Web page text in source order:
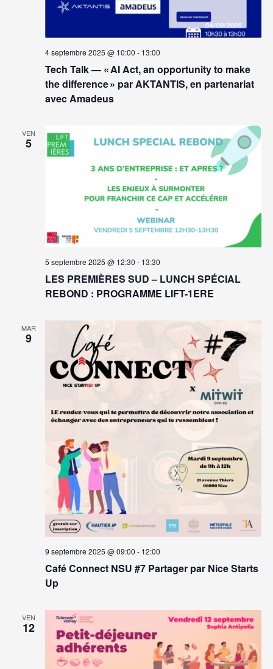
Tech Talk — « AI Act, an opportunity to make
the difference » par AKTANTIS, en partenariat
avec Amadeus
4 septembre 2025 @ 10:00 - 13:00
VEN
5
LES PREMIÈRES SUD – LUNCH SPÉCIAL
REBOND : PROGRAMME LIFT-1ERE
5 septembre 2025 @ 12:30 - 13:30
MAR
9
Café Connect NSU #7 Partager par Nice Starts
Up
9 septembre 2025 @ 09:00 - 12:00
VEN
12